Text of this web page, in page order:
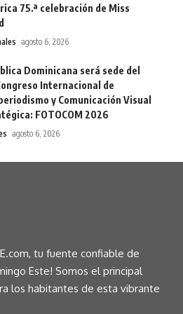
75.ª celebración de Miss
agosto 6, 2026
Dominicana será sede del
Internacional de
y Comunicación Visual
FOTOCOM 2026
agosto 6, 2026
tu fuente confiable de
Este! Somos el principal
los habitantes de esta vibrante